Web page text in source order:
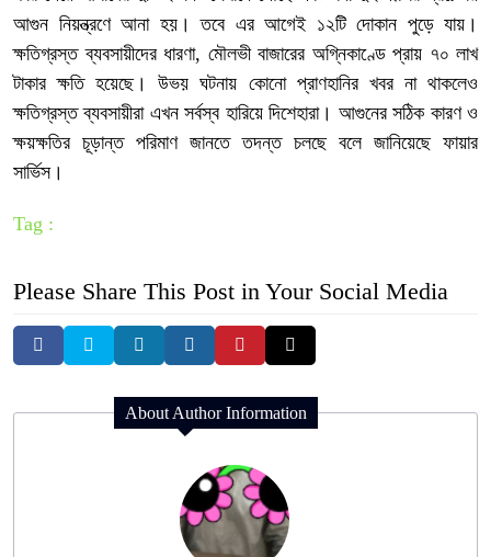
আগুন নিয়ন্ত্রণে আনা হয়। তবে এর আগেই ১২টি দোকান পুড়ে যায়।
ক্ষতিগ্রস্ত ব্যবসায়ীদের ধারণা, মৌলভী বাজারের অগ্নিকাণ্ডে প্রায় ৭০ লাখ
টাকার ক্ষতি হয়েছে। উভয় ঘটনায় কোনো প্রাণহানির খবর না থাকলেও
ক্ষতিগ্রস্ত ব্যবসায়ীরা এখন সর্বস্ব হারিয়ে দিশেহারা। আগুনের সঠিক কারণ ও
ক্ষয়ক্ষতির চূড়ান্ত পরিমাণ জানতে তদন্ত চলছে বলে জানিয়েছে ফায়ার
সার্ভিস।
Tag :
Please Share This Post in Your Social Media
About Author Information